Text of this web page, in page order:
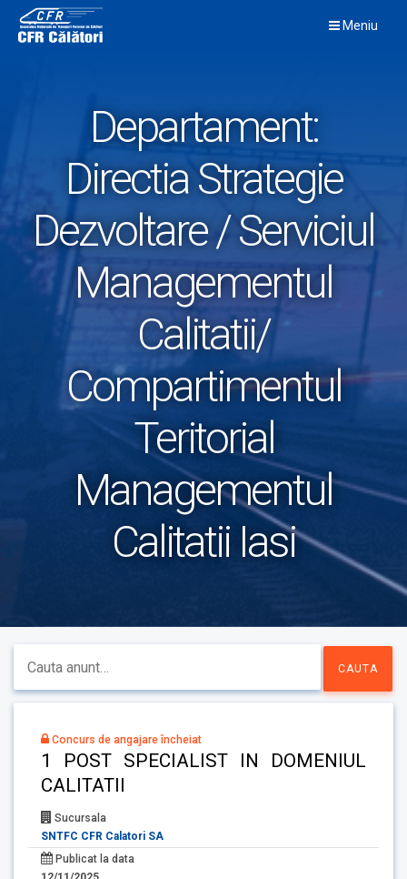
content
Meniu
Departament:
Directia Strategie
Dezvoltare / Serviciul
Managementul
Calitatii/
Compartimentul
Teritorial
Managementul
Calitatii Iasi
Concurs de angajare încheiat
1 POST SPECIALIST IN DOMENIUL
CALITATII
Sucursala
SNTFC CFR Calatori SA
Publicat la data